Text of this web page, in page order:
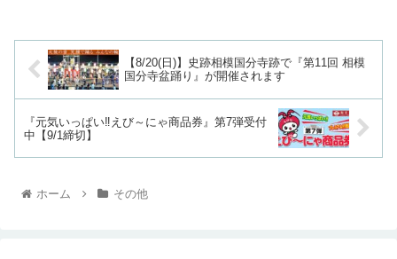
【8/20(日)】史跡相模国分寺跡で『第11回 相模
国分寺盆踊り』が開催されます
『元気いっぱい‼えび～にゃ商品券』第7弾受付
中【9/1締切】
ホーム その他